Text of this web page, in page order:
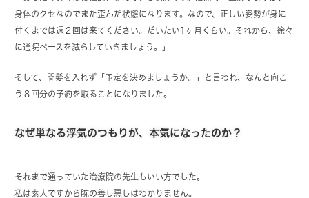
身体のクセなのでまた歪んだ状態になります。なので、正しい姿勢が身に
付くまでは週２回は来てください。だいたい1ヶ月くらい。それから、徐々
に通院ペースを減らしていきましょう。」
そして、間髪を入れず「予定を決めましょうか。」と言われ、なんと向こ
う８回分の予約を取ることになりました。
なぜ単なる浮気のつもりが、本気になったのか？
それまで通っていた治療院の先生もいい方でした。
私は素人ですから腕の善し悪しはわかりません。